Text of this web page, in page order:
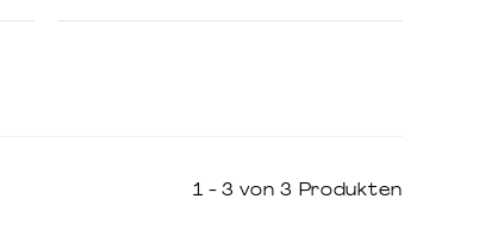
1 - 3 von 3 Produkten